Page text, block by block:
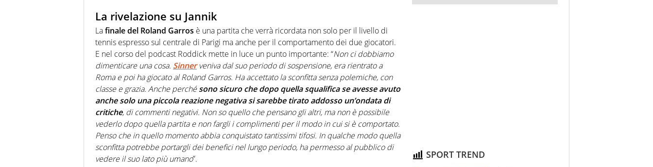
La rivelazione su Jannik
Lafinale del Roland Garros è una partita che verrà ricordata non solo per il livello di
tennis espresso sul centrale di Parigi ma anche per il comportamento dei due giocatori.
E nel corso del podcast Roddick mette in luce un punto importante: “Non ci dobbiamo
dimenticare una cosa. Sinnerveniva dal suo periodo di sospensione, era rientrato a
Roma e poi ha giocato al Roland Garros. Ha accettato la sconfitta senza polemiche, con
classe e grazia. Anche perchésono sicuro che dopo quella squalifica se avesse avuto
anche solo una piccola reazione negativa si sarebbe tirato addosso un’ondata di
critiche, di commenti negativi. Non so quello che pensano gli altri, ma non è possibile
vederlo dopo quella partita e non fargli i complimenti per il modo in cui si è comportato.
Penso che in quello momento abbia conquistato tantissimi tifosi. In qualche modo quella
sconfitta potrebbe portargli dei benefici nel lungo periodo, ha permesso al pubblico di
vedere il suo lato più umano”. SPORT TREND